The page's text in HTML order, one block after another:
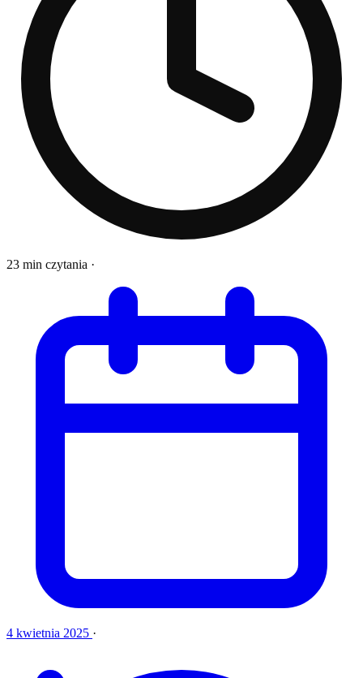
23 min czytania ·
4 kwietnia 2025 ·